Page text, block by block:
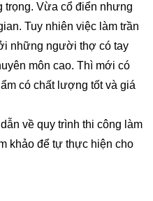
trọng. Vừa cổ điển nhưng
Tuy nhiên việc làm trần
những người thợ có tay
môn cao. Thì mới có
có chất lượng tốt và giá
về quy trình thi công làm
khảo để tự thực hiện cho